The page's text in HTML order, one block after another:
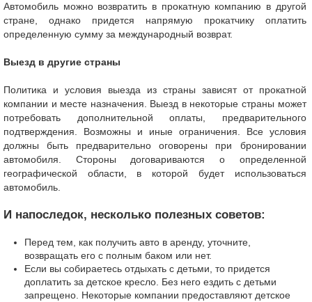
Автомобиль можно возвратить в прокатную компанию в другой
стране, однако придется напрямую прокатчику оплатить
определенную сумму за международный возврат.
Выезд в другие страны
Политика и условия выезда из страны зависят от прокатной
компании и месте назначения. Выезд в некоторые страны может
потребовать дополнительной оплаты, предварительного
подтверждения. Возможны и иные ограничения. Все условия
должны быть предварительно оговорены при бронировании
автомобиля. Стороны договариваются о определенной
географической области, в которой будет использоваться
автомобиль.
И напоследок, несколько полезных советов:
Перед тем, как получить авто в аренду, уточните,
возвращать его с полным баком или нет.
Если вы собираетесь отдыхать с детьми, то придется
доплатить за детское кресло. Без него ездить с детьми
запрещено. Некоторые компании предоставляют детское